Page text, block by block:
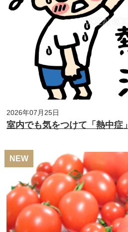
2026年07月25日
室内でも気をつけて「熱中症」
NEW